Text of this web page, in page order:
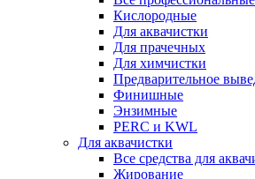
Кислородные
Для аквачистки
Для прачечных
Для химчистки
Предварительное
Финишные
Энзимные
PERC и KWL
Для аквачистки
Все средства для
Жирование